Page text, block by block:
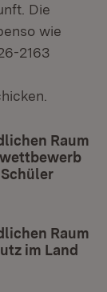
Die
wie
2163
Raum
Raum
im Land